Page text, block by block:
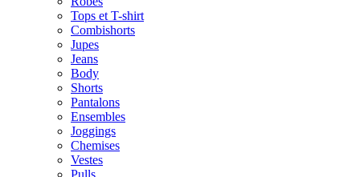
Tops et T-shirt
Combishorts
Jupes
Jeans
Body
Shorts
Pantalons
Ensembles
Joggings
Chemises
Vestes
Pulls